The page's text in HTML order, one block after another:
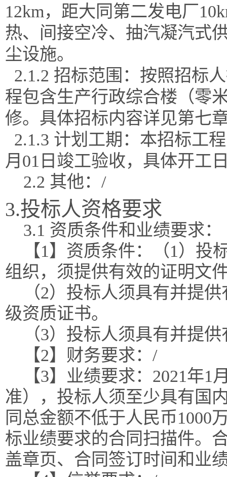
12km，距大同第二发电厂
热、间接空冷、抽汽凝汽式
尘设施。
2.1.2 招标范围：按照招标
程包含生产行政综合楼（零
修。具体招标内容详见第七
2.1.3 计划工期：本招标工
月01日竣工验收，具体开工
2.2 其他：/
3.投标人资格要求
3.1 资质条件和业绩要求：
【1】资质条件：（1）
组织，须提供有效的证明文
（2）投标人须具有并提
级资质证书。
（3）投标人须具有并提
【2】财务要求：/
【3】业绩要求：2021年
准），投标人须至少具有国
同总金额不低于人民币1000
标业绩要求的合同扫描件。
盖章页、合同签订时间和业